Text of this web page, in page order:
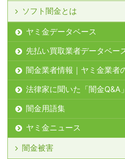
ソフト闇金とは
ヤミ金データベース
先払い買取業者データベー
闇金業者情報｜ヤミ金業者
法律家に聞いた「闇金Q&A」
闇金用語集
ヤミ金ニュース
闇金被害